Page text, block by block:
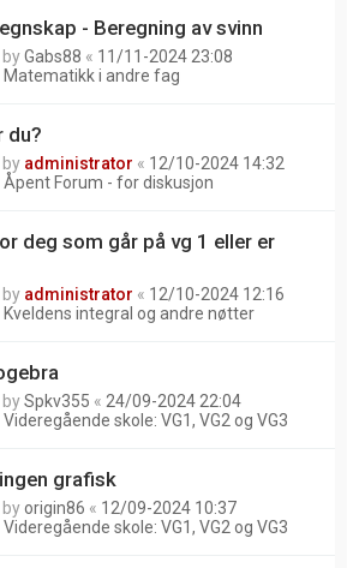
- Beregning av svinn
byGabs88 « 11/11-2024 23:08
Matematikk i andre fag
du?
by administrator « 12/10-2024 14:32
Åpent Forum - for diskusjon
deg som går på vg 1 eller er
by administrator « 12/10-2024 12:16
Kveldens integral og andre nøtter
bySpkv355 « 24/09-2024 22:04
Videregående skole: VG1, VG2 og VG3
grafisk
byorigin86 « 12/09-2024 10:37
Videregående skole: VG1, VG2 og VG3